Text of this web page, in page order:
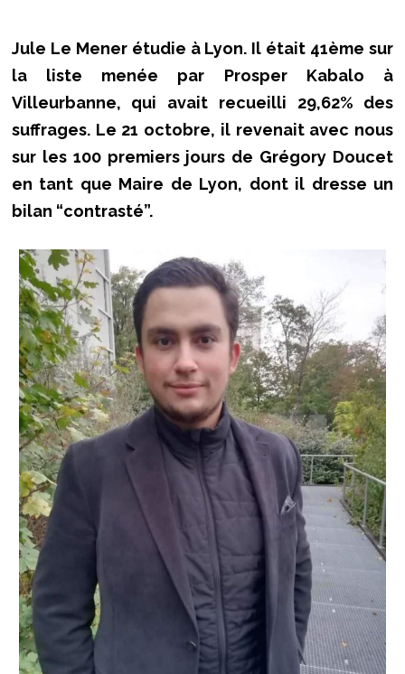
Jule Le Mener étudie à Lyon. Il était 41ème sur
la liste menée par Prosper Kabalo à
Villeurbanne, qui avait recueilli 29,62% des
suffrages. Le 21 octobre, il revenait avec nous
sur les 100 premiers jours de Grégory Doucet
en tant que Maire de Lyon, dont il dresse un
bilan “contrasté”.